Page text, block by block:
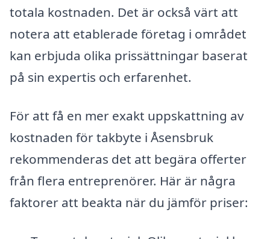
totala kostnaden. Det är också värt att
notera att etablerade företag i området
kan erbjuda olika prissättningar baserat
på sin expertis och erfarenhet.
För att få en mer exakt uppskattning av
kostnaden för takbyte i Åsensbruk
rekommenderas det att begära offerter
från flera entreprenörer. Här är några
faktorer att beakta när du jämför priser: